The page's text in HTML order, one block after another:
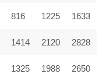
816 1225 1633
1414 2120 2828
1325 1988 2650